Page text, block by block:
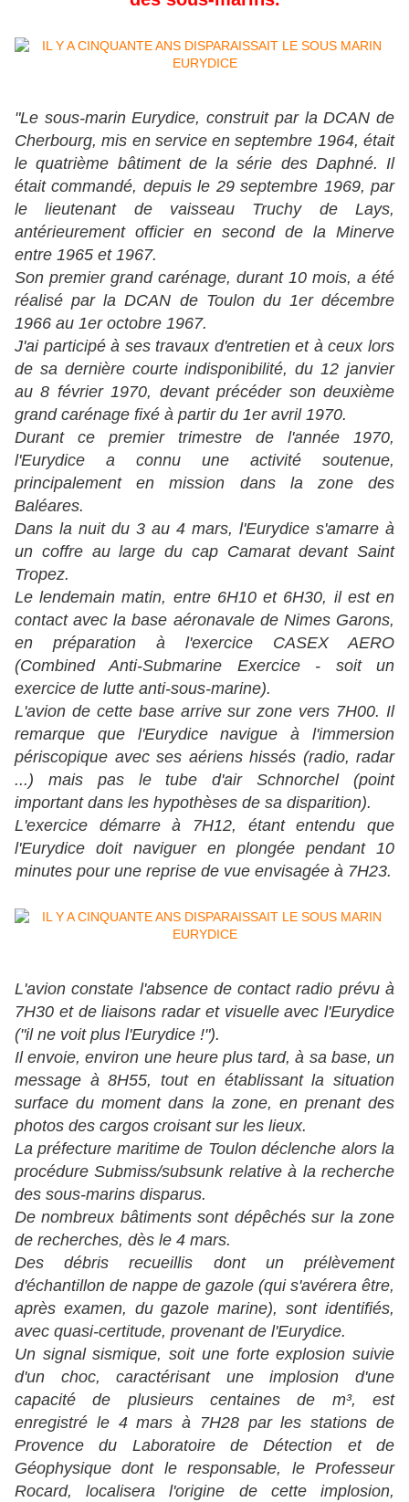
"Le sous-marin Eurydice, construit par la DCAN de
Cherbourg, mis en service en septembre 1964, était
le quatrième bâtiment de la série des Daphné. Il
était commandé, depuis le 29 septembre 1969, par
le lieutenant de vaisseau Truchy de Lays,
antérieurement officier en second de la Minerve
entre 1965 et 1967.
Son premier grand carénage, durant 10 mois, a été
réalisé par la DCAN de Toulon du 1er décembre
1966 au 1er octobre 1967.
J'ai participé à ses travaux d'entretien et à ceux lors
de sa dernière courte indisponibilité, du 12 janvier
au 8 février 1970, devant précéder son deuxième
grand carénage fixé à partir du 1er avril 1970.
Durant ce premier trimestre de l'année 1970,
l'Eurydice a connu une activité soutenue,
principalement en mission dans la zone des
Baléares.
Dans la nuit du 3 au 4 mars, l'Eurydice s'amarre à
un coffre au large du cap Camarat devant Saint
Tropez.
Le lendemain matin, entre 6H10 et 6H30, il est en
contact avec la base aéronavale de Nimes Garons,
en préparation à l'exercice CASEX AERO
(Combined Anti-Submarine Exercice - soit un
exercice de lutte anti-sous-marine).
L'avion de cette base arrive sur zone vers 7H00. Il
remarque que l'Eurydice navigue à l'immersion
périscopique avec ses aériens hissés (radio, radar
...) mais pas le tube d'air Schnorchel (point
important dans les hypothèses de sa disparition).
L'exercice démarre à 7H12, étant entendu que
l'Eurydice doit naviguer en plongée pendant 10
minutes pour une reprise de vue envisagée à 7H23.
L'avion constate l'absence de contact radio prévu à
7H30 et de liaisons radar et visuelle avec l'Eurydice
("il ne voit plus l'Eurydice !").
Il envoie, environ une heure plus tard, à sa base, un
message à 8H55, tout en établissant la situation
surface du moment dans la zone, en prenant des
photos des cargos croisant sur les lieux.
La préfecture maritime de Toulon déclenche alors la
procédure Submiss/subsunk relative à la recherche
des sous-marins disparus.
De nombreux bâtiments sont dépêchés sur la zone
de recherches, dès le 4 mars.
Des débris recueillis dont un prélèvement
d'échantillon de nappe de gazole (qui s'avérera être,
après examen, du gazole marine), sont identifiés,
avec quasi-certitude, provenant de l'Eurydice.
Un signal sismique, soit une forte explosion suivie
d'un choc, caractérisant une implosion d'une
capacité de plusieurs centaines de m³, est
enregistré le 4 mars à 7H28 par les stations de
Provence du Laboratoire de Détection et de
Géophysique dont le responsable, le Professeur
Rocard, localisera l'origine de cette implosion,